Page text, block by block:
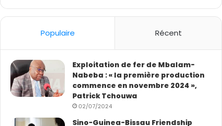
Populaire Récent
Exploitation de fer de Mbalam-
Nabeba : « la première production
commence en novembre 2024 »,
Patrick Tchouwa
02/07/2024
Sino-Guinea-Bissau Friendship